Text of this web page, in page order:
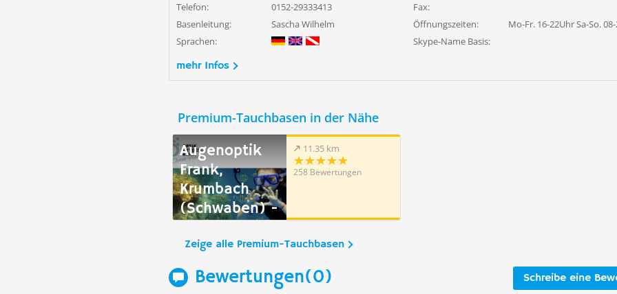
Telefon:
0152-29333413
Fax:
Basenleitung:
Sascha Wilhelm Öffnungszeiten:
Mo-Fr. 16-22Uhr Sa-So.
Sprachen:
Skype-Name Basis:
mehr Infos
Premium-Tauchbasen in der Nähe
Augenoptik
Frank,
Krumbach
(Schwaben) -
Heydenreich,
München
11.35 km
258 Bewertungen
Zeige alle Premium-Tauchbasen
Schreibe eine
Bewertungen(0)